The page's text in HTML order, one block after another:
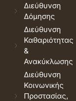
Διεύθυνση
Δόμησης
Διεύθυνση
Καθαριότητας
&
Ανακύκλωσης
Διεύθυνση
Κοινωνικής
Προστασίας,